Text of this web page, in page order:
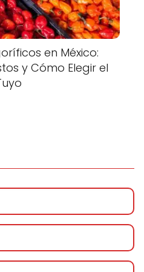
en México:
y Cómo Elegir el